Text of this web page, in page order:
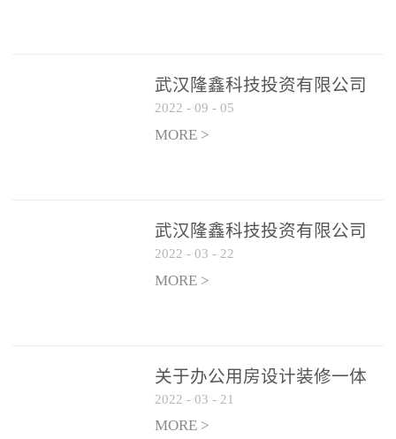
武汉隆鑫科技投资有限公司
办公用房 空调设备供应商公
开遴选公告
2022 - 09 - 05
MORE >
武汉隆鑫科技投资有限公司
招聘实施方案
2022 - 03 - 22
MORE >
关于办公用房设计装修一体
化项目 跟踪审计和监理单位
遴选结果的公告
2022 - 03 - 21
MORE >